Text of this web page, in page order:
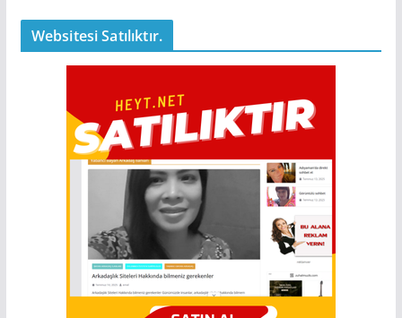
Websitesi Satılıktır.